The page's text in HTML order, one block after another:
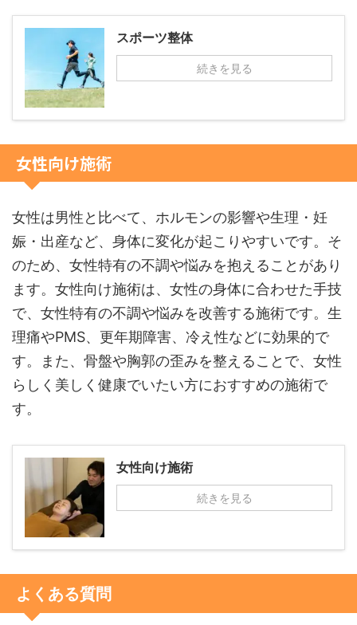
スポーツ整体
続きを見る
女性向け施術
女性は男性と比べて、ホルモンの影響や生理・妊
娠・出産など、身体に変化が起こりやすいです。そ
のため、女性特有の不調や悩みを抱えることがあり
ます。女性向け施術は、女性の身体に合わせた手技
で、女性特有の不調や悩みを改善する施術です。生
理痛やPMS、更年期障害、冷え性などに効果的で
す。また、骨盤や胸郭の歪みを整えることで、女性
らしく美しく健康でいたい方におすすめの施術で
す。
女性向け施術
続きを見る
よくある質問